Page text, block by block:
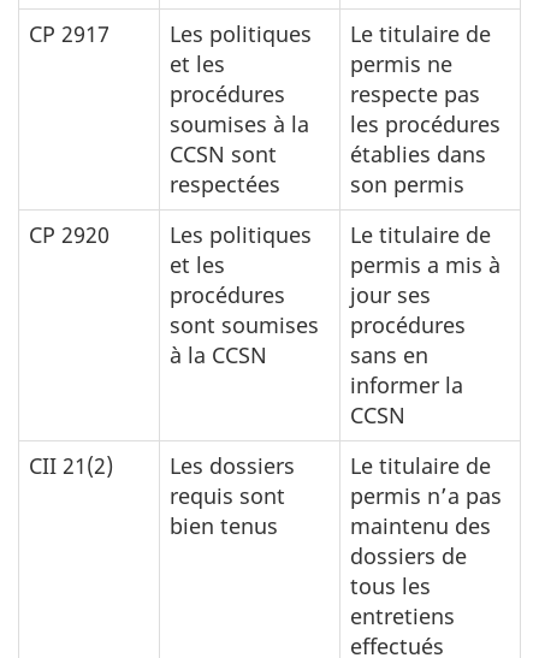
CP 2917
Les politiques
et les
procédures
soumises à la
CCSN sont
respectées
Le titulaire de
permis ne
respecte pas
les procédures
établies dans
son permis
CP 2920
Les politiques
et les
procédures
sont soumises
à la CCSN
Le titulaire de
permis a mis à
jour ses
procédures
sans en
informer la
CCSN
CII 21(2)
Les dossiers
requis sont
bien tenus
Le titulaire de
permis n’a pas
maintenu des
dossiers de
tous les
entretiens
effectués